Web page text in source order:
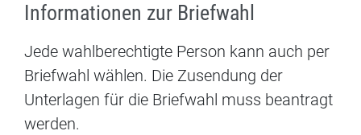
Informationen zur Briefwahl
Jede wahlberechtigte Person kann auch per
Briefwahl wählen. Die Zusendung der
Unterlagen für die Briefwahl muss beantragt
werden.